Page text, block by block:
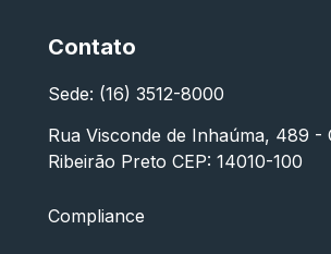
Contato
Sede: (16) 3512-8000
Rua Visconde de Inhaúma, 489 -
Ribeirão Preto CEP: 14010-100
Compliance